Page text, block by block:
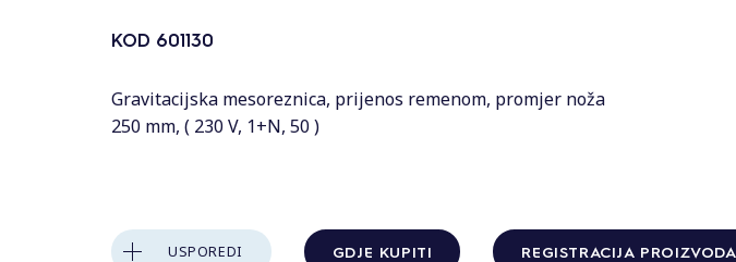
KOD 601130
Gravitacijska mesoreznica, prijenos remenom, promjer noža
250 mm, ( 230 V, 1+N, 50 )
USPOREDI GDJE KUPITI REGISTRACIJA PROIZVODA